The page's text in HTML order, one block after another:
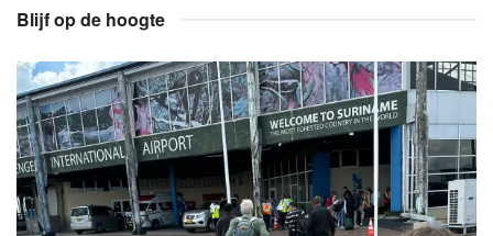
Blijf op de hoogte